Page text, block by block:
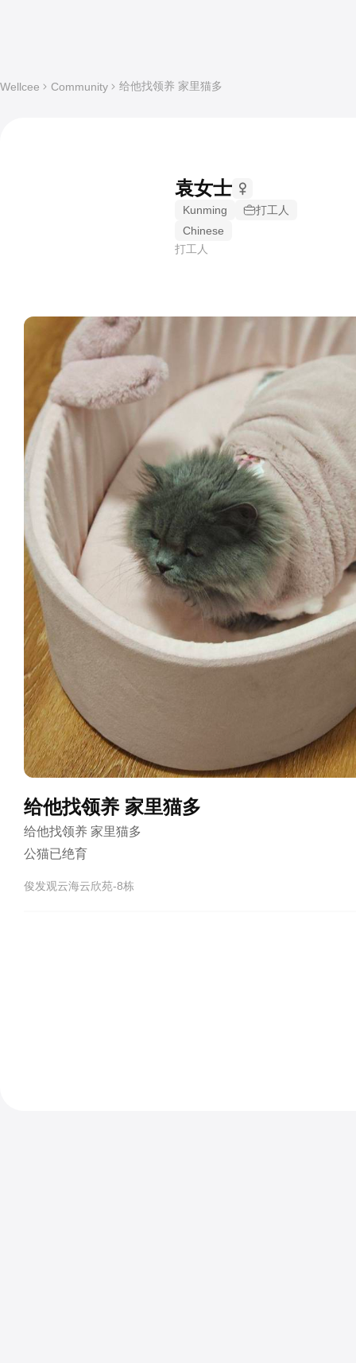
Wellcee Community 给他找领养 家里猫多
袁女士
Kunming
打工人
Chinese
打工人
给他找领养 家里猫多
给他找领养 家里猫多
公猫已绝育
俊发观云海云欣苑-8栋